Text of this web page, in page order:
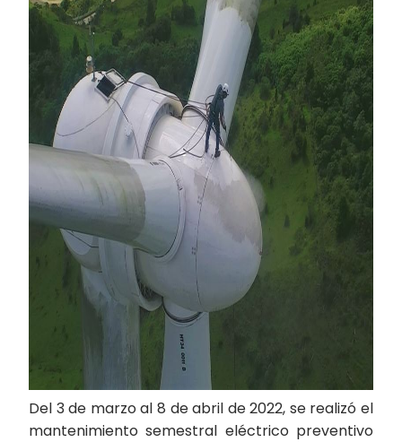
Del 3 de marzo al 8 de abril de 2022, se realizó el
mantenimiento semestral eléctrico preventivo